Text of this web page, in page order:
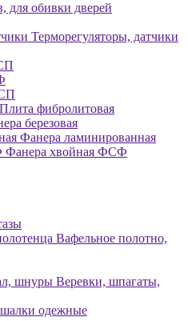
для обивки дверей
Терморегуляторы, датчики
Плита фибролитовая
березовая
Фанера ламинированная
Фанера хвойная ФСФ
Вафельное полотно,
Веревки, шпагаты,
одежные